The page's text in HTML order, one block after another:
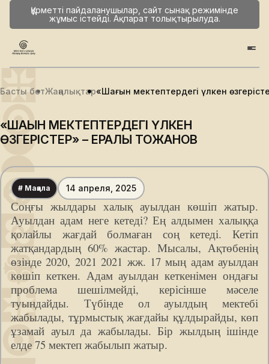
Құрметті пайдаланушылар, сайт сынақ режимінде
жұмыс істейді. Ақпарат толықтырылуда.
Басты бетЖаңалықтар«Шағын мектептердегі үлкен
«ШАҒЫН МЕКТЕПТЕРДЕГІ ҮЛКЕН
ӨЗГЕРІСТЕР» – ЕРАЛЫ ТОҒЖАНОВ
# Мақала 14 апреля, 2025
Соңғы жылдары халық ауылдан көшіп жатыр.
Ауылдан адам неге кетеді? Ең алдымен халыққа
қолайлы жағдай болмаған соң кетеді. Кетіп
жатқандардың 60% жастар. Мысалы, Ақтөбенің
өзінде 2020, 2021 2021 жж. 17 мың адам ауылдан
көшіп кеткен. Адам ауылдан кеткенімен ондағы
проблема шешілмейді, керісінше мәселе
туындайды. Түбінде ол ауылдың мектебі
жабылады, тұрмыстық жағдайы құлдырайды, көп
ұзамай ауыл да жабылады. Бір жылдың ішінде
елде 75 мектеп жабылып жатыр.